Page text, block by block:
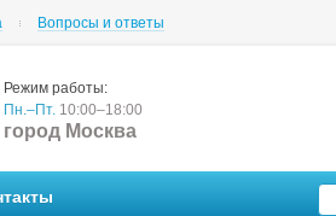
Вопросы и ответы
Режим работы:
Пн.–Пт. 10:00–18:00
город Москва